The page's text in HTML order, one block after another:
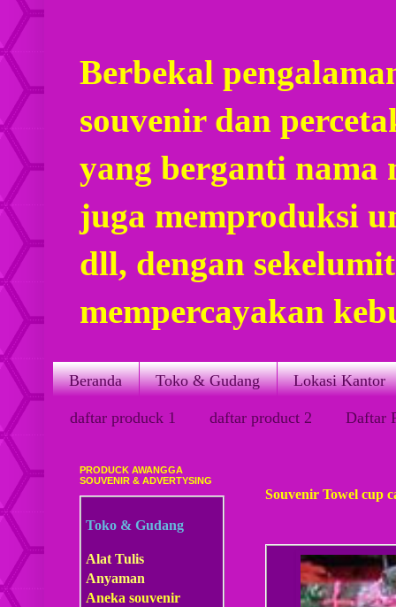
Berbekal
souvenir dan
yang berganti nama
juga memproduksi
dll, dengan
mempercayakan
Beranda Toko & Gudang Lokasi Kantor
daftar produck 1 daftar product 2 Daftar
Souvenir Towel cup
PRODUCK AWANGGA
SOUVENIR & ADVERTYSING
Toko & Gudang
Alat Tulis
Anyaman
Aneka souvenir